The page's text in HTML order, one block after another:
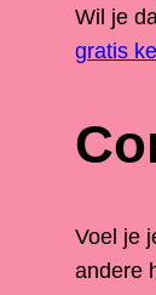
Wil je
gratis
Voel je
andere